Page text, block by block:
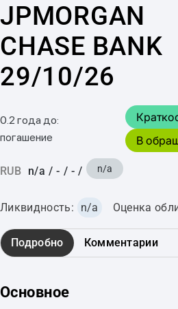
JPMORGAN
CHASE BANK
29/10/26
0.2 года до:
погашение
В
RUB n/a / - / - / n/a
Ликвидность: n/a Оценка
Подробно Комментарии
Основное